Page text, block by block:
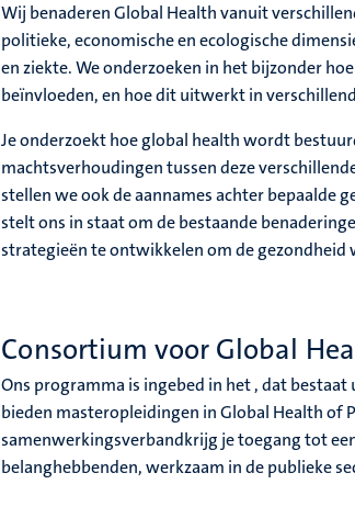
Wij benaderen Global Health vanuit
politieke, economische en ecologische
en ziekte. We onderzoeken in het bijzonder
beïnvloeden, en hoe dit uitwerkt in
Je onderzoekt hoe global health wordt
machtsverhoudingen tussen deze
stellen we ook de aannames achter bepaalde
stelt ons in staat om de bestaande
strategieën te ontwikkelen om de
Consortium voor Global
Ons programma is ingebed in het , dat
bieden masteropleidingen in Global Health of
samenwerkingsverbandkrijg je toegang tot
belanghebbenden, werkzaam in de publieke